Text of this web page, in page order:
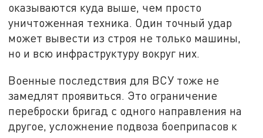
оказываются куда выше, чем просто
уничтоженная техника. Один точный удар
может вывести из строя не только машины,
но и всю инфраструктуру вокруг них.
Военные последствия для ВСУ тоже не
замедлят проявиться. Это ограничение
переброски бригад с одного направления на
другое, усложнение подвоза боеприпасов к